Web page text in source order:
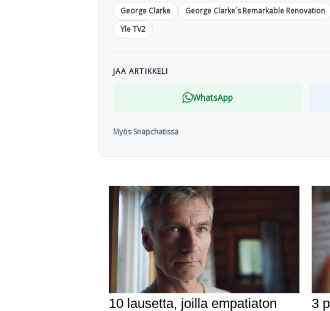
George Clarke
George Clarke´s Remarkable Renovation
Yle TV2
JAA ARTIKKELI
WhatsApp
Myös Snapchatissa